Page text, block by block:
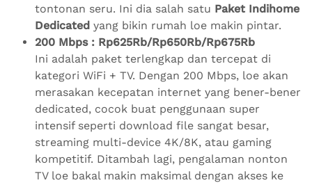
tontonan seru. Ini dia salah satu Paket Indihome
Dedicated yang bikin rumah loe makin pintar.
200 Mbps : Rp625Rb/Rp650Rb/Rp675Rb
Ini adalah paket terlengkap dan tercepat di
kategori WiFi + TV. Dengan 200 Mbps, loe akan
merasakan kecepatan internet yang bener-bener
dedicated, cocok buat penggunaan super
intensif seperti download file sangat besar,
streaming multi-device 4K/8K, atau gaming
kompetitif. Ditambah lagi, pengalaman nonton
TV loe bakal makin maksimal dengan akses ke